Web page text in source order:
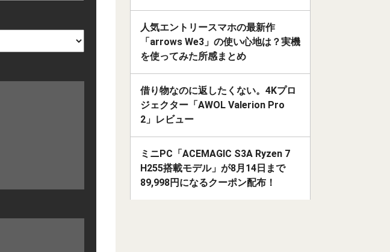
人気エントリースマホの最新作
「arrows We3」の使い心地は？実機
を使ってみた所感まとめ
借り物なのに返したくない。4Kプロ
ジェクター「AWOL Valerion Pro
2」レビュー
ミニPC「ACEMAGIC S3A Ryzen 7
H255搭載モデル」が8月14日まで
89,998円になるクーポン配布！